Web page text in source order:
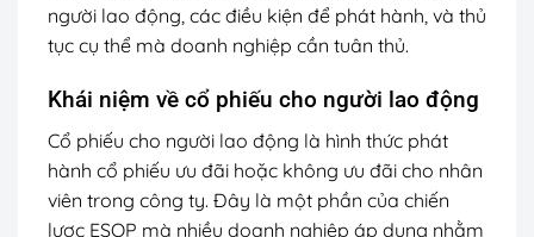
người lao động, các điều kiện để phát hành, và thủ
tục cụ thể mà doanh nghiệp cần tuân thủ.
Khái niệm về cổ phiếu cho người lao động
Cổ phiếu cho người lao động là hình thức phát
hành cổ phiếu ưu đãi hoặc không ưu đãi cho nhân
viên trong công ty. Đây là một phần của chiến
lược ESOP mà nhiều doanh nghiệp áp dụng nhằm